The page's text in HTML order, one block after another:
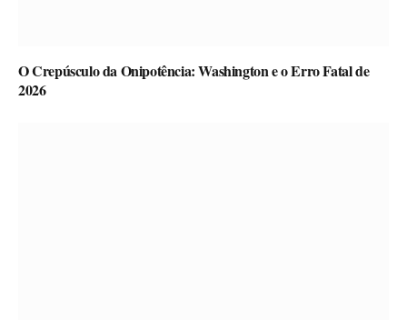
O Crepúsculo da Onipotência: Washington e o Erro Fatal de
2026